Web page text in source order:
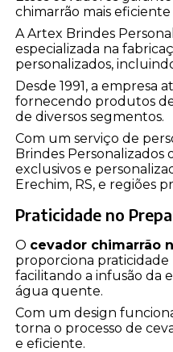
chimarrão mais eficiente
A Artex Brindes
especializada na
personalizados,
Desde 1991, a empresa
fornecendo produtos
de diversos segmentos.
Com um serviço de
Brindes Personalizados
exclusivos e
Erechim, RS, e regiões
Praticidade no
O cevador chimarrão
proporciona
facilitando a infusão da
água quente.
Com um design
torna o processo de
e eficiente.